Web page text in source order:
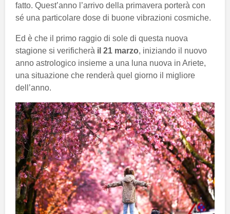
fatto. Quest’anno l’arrivo della primavera porterà con
sé una particolare dose di buone vibrazioni cosmiche.
Ed è che il primo raggio di sole di questa nuova
stagione si verificherà il 21 marzo, iniziando il nuovo
anno astrologico insieme a una luna nuova in Ariete,
una situazione che renderà quel giorno il migliore
dell’anno.